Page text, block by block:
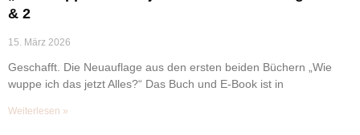
& 2
15. März 2026
Geschafft. Die Neuauflage aus den ersten beiden Büchern „Wie
wuppe ich das jetzt Alles?“ Das Buch und E-Book ist in
Weiterlesen »